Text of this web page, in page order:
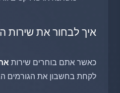
איך לבחור את שירות
כאשר אתם בוחרים שירות
לקחת בחשבון את הגורמים